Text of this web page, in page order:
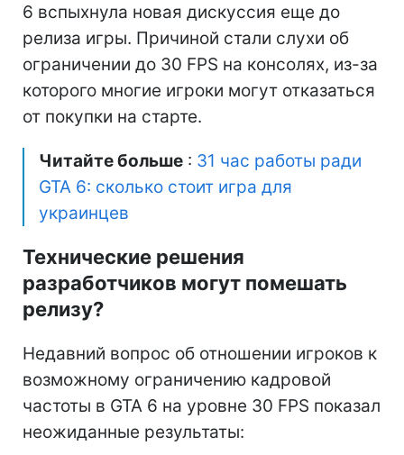
6 вспыхнула новая дискуссия еще до
релиза игры. Причиной стали слухи об
ограничении до 30 FPS на консолях, из-за
которого многие игроки могут отказаться
от покупки на старте.
Читайте больше : 31 час работы ради
GTA 6: сколько стоит игра для
украинцев
Технические решения
разработчиков могут помешать
релизу?
Недавний вопрос об отношении игроков к
возможному ограничению кадровой
частоты в GTA 6 на уровне 30 FPS показал
неожиданные результаты: